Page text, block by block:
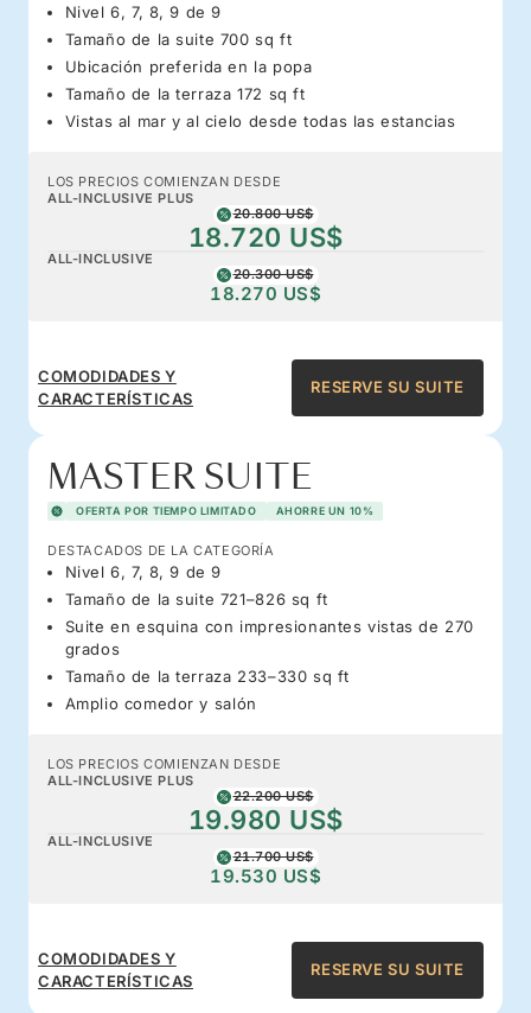
Nivel 6, 7, 8, 9 de 9
Tamaño de la suite 700 sq ft
Ubicación preferida en la popa
Tamaño de la terraza 172 sq ft
Vistas al mar y al cielo desde todas las estancias
LOS PRECIOS COMIENZAN DESDE
ALL-INCLUSIVE PLUS
20.800 US$
18.720 US$
ALL-INCLUSIVE
20.300 US$
18.270 US$
COMODIDADES Y
CARACTERÍSTICAS
RESERVE SU SUITE
MASTER SUITE
OFERTA POR TIEMPO LIMITADO AHORRE UN 10%
DESTACADOS DE LA CATEGORÍA
Nivel 6, 7, 8, 9 de 9
Tamaño de la suite 721–826 sq ft
Suite en esquina con impresionantes vistas de 270
grados
Tamaño de la terraza 233–330 sq ft
Amplio comedor y salón
LOS PRECIOS COMIENZAN DESDE
ALL-INCLUSIVE PLUS
22.200 US$
19.980 US$
ALL-INCLUSIVE
21.700 US$
19.530 US$
COMODIDADES Y
CARACTERÍSTICAS
RESERVE SU SUITE